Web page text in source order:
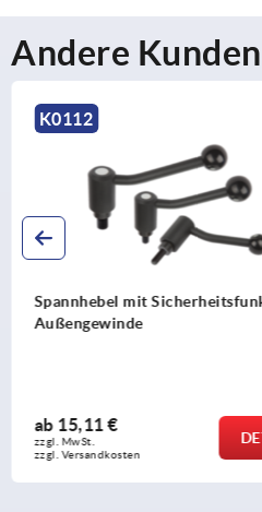
Andere
K0112
Spannhebel mit
Innengewinde
ab14,60 €
zzgl. MwSt.
zzgl. Versandkosten